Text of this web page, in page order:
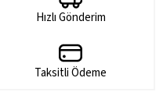
Hızlı Gönderim
Taksitli Ödeme